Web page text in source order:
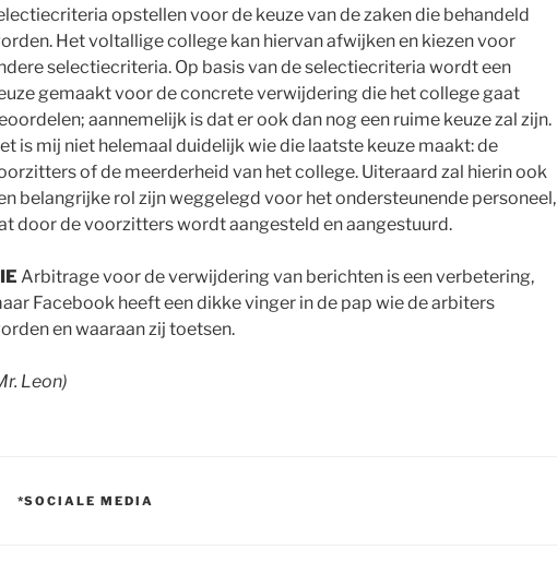
opstellen voor de keuze van de zaken die behandeld
Het voltallige college kan hiervan afwijken en kiezen voor
selectiecriteria. Op basis van de selectiecriteria wordt een
gemaakt voor de concrete verwijdering die het college gaat
aannemelijk is dat er ook dan nog een ruime keuze zal zijn.
is mij niet helemaal duidelijk wie die laatste keuze maakt: de
of de meerderheid van het college. Uiteraard zal hierin ook
belangrijke rol zijn weggelegd voor het ondersteunende personeel,
door de voorzitters wordt aangesteld en aangestuurd.
Arbitrage voor de verwijdering van berichten is een verbetering,
Facebook heeft een dikke vinger in de pap wie de arbiters
en waaraan zij toetsen.
Leon)
CATEGORIEËN
*SOCIALE MEDIA